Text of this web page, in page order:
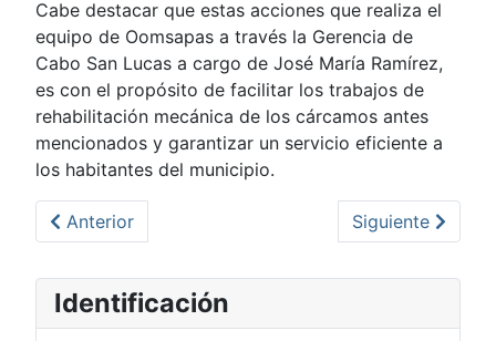
Cabe destacar que estas acciones que realiza el
equipo de Oomsapas a través la Gerencia de
Cabo San Lucas a cargo de José María Ramírez,
es con el propósito de facilitar los trabajos de
rehabilitación mecánica de los cárcamos antes
mencionados y garantizar un servicio eficiente a
los habitantes del municipio.
Artículo anterior: En el año 2022 se rehabilitará la
Anterior Artículo
Siguiente
Identificación